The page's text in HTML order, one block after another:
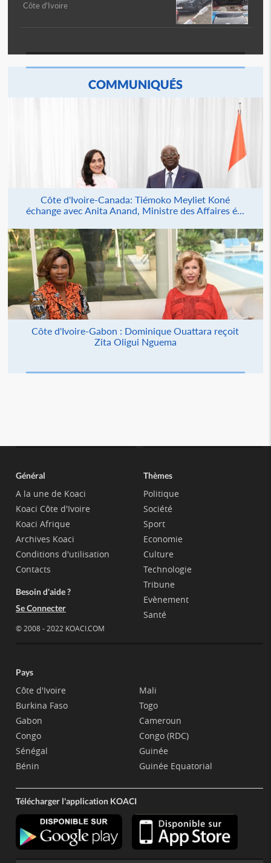
Côte d'Ivoire
COMMUNIQUÉS
Côte d'Ivoire-Canada: Tiémoko Meyliet Koné
échange avec Anita Anand, Ministre des Affaires é...
Côte d'Ivoire-Gabon : Dominique Ouattara reçoit
Zita Oligui Nguema
Général
A la une de Koaci
Koaci Côte d'Ivoire
Koaci Afrique
Archives Koaci
Conditions d'utilisation
Contacts
Besoin d'aide ?
Se Connecter
© 2008 - 2022 KOACI.COM
Thèmes
Politique
Société
Sport
Economie
Culture
Technologie
Tribune
Evènement
Santé
Pays
Côte d'Ivoire
Burkina Faso
Gabon
Congo
Sénégal
Bénin
Mali
Togo
Cameroun
Congo (RDC)
Guinée
Guinée Equatorial
Télécharger l'application KOACI